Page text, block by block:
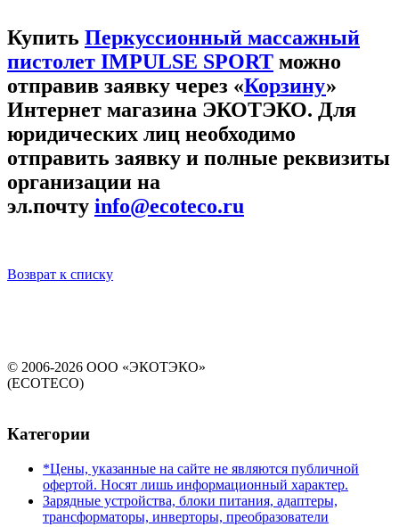
Купить Перкуссионный массажный
пистолет IMPULSE SPORT можно
отправив заявку через «Корзину»
Интернет магазина ЭКОТЭКО. Для
юридических лиц необходимо
отправить заявку и полные реквизиты
организации на
эл.почту info@ecoteco.ru
Возврат к списку
© 2006-2026 ООО «ЭКОТЭКО»
(ECOTECO)
Категории
*Цены, указанные на сайте не являются публичной
офертой. Носят лишь информационный характер.
Зарядные устройства, блоки питания, адаптеры,
трансформаторы, инверторы, преобразователи